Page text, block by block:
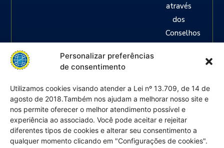
Personalizar preferências
de consentimento
Utilizamos cookies visando atender a Lei nº 13.709, de 14 de
agosto de 2018.Também nos ajudam a melhorar nosso site e
nos permite oferecer o melhor atendimento possível e
experiência ao associado. Você pode aceitar e rejeitar
diferentes tipos de cookies e alterar seu consentimento a
qualquer momento clicando em "Configurações de cookies".
através
dos
Conselhos
ou seja:
Engenheiros
em
geral,
agrónomos,